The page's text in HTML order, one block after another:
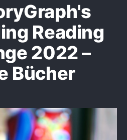
Reading
2022 –
Bücher